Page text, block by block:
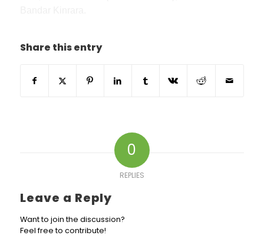
Share this entry
0
REPLIES
Leave a Reply
Want to join the discussion?
Feel free to contribute!